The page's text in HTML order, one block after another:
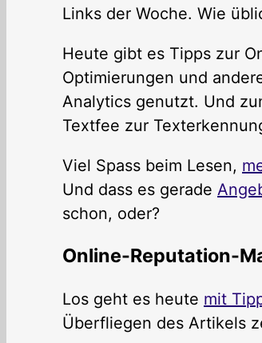
Links der Woche. Wie
Heute gibt es Tipps zur
Optimierungen und
Analytics genutzt. Und
Textfee zur
Viel Spass beim Lesen,
Und dass es gerade
schon, oder?
Online-Reputation-
Los geht es heute mit
Überfliegen des Artikels